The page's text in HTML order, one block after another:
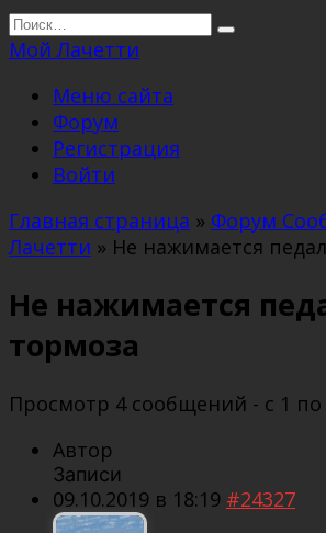
Перейти
к
Search
for:
Мой Лачетти
Меню сайта
Форум
Регистрация
Войти
Главная страница » Форум
Лачетти » Не нажимается
Не нажимается
тормоза
Просмотр 4 сообщений - с 1 по
Автор
Записи
09.10.2019 в 18:19 #24327